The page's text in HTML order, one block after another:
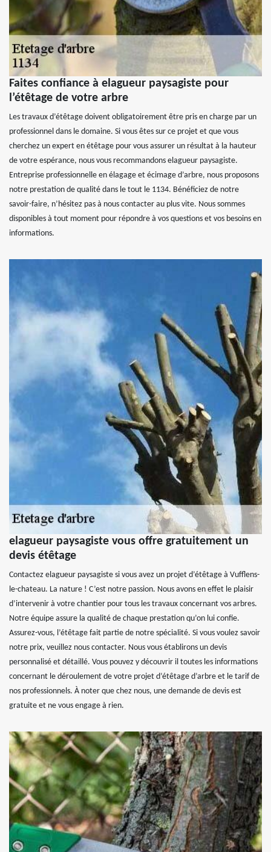
Faites confiance à elagueur paysagiste pour
l’étêtage de votre arbre
Les travaux d’étêtage doivent obligatoirement être pris en charge par un
professionnel dans le domaine. Si vous êtes sur ce projet et que vous
cherchez un expert en étêtage pour vous assurer un résultat à la hauteur
de votre espérance, nous vous recommandons elagueur paysagiste.
Entreprise professionnelle en élagage et écimage d’arbre, nous proposons
notre prestation de qualité dans le tout le 1134. Bénéficiez de notre
savoir-faire, n’hésitez pas à nous contacter au plus vite. Nous sommes
disponibles à tout moment pour répondre à vos questions et vos besoins en
informations.
elagueur paysagiste vous offre gratuitement un
devis étêtage
Contactez elagueur paysagiste si vous avez un projet d’étêtage à Vufflens-
le-chateau. La nature ! C’est notre passion. Nous avons en effet le plaisir
d’intervenir à votre chantier pour tous les travaux concernant vos arbres.
Notre équipe assure la qualité de chaque prestation qu’on lui confie.
Assurez-vous, l’étêtage fait partie de notre spécialité. Si vous voulez savoir
notre prix, veuillez nous contacter. Nous vous établirons un devis
personnalisé et détaillé. Vous pouvez y découvrir il toutes les informations
concernant le déroulement de votre projet d’étêtage d’arbre et le tarif de
nos professionnels. À noter que chez nous, une demande de devis est
gratuite et ne vous engage à rien.